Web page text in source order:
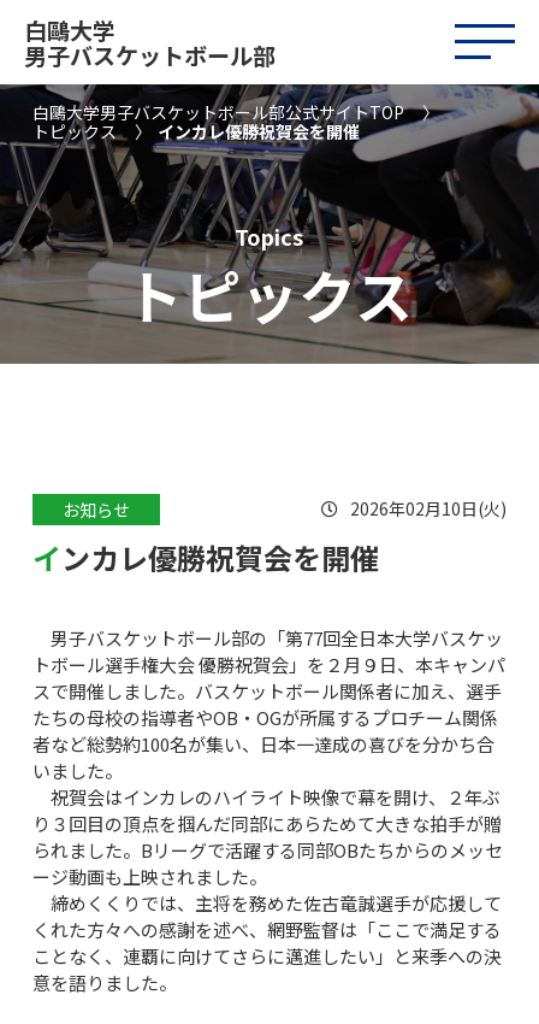
白鷗大学
男子バスケットボール部
白鷗大学男子バスケットボール部公式サイトTOP
トピックス
インカレ優勝祝賀会を開催
Topics
トピックス
お知らせ 2026年02月10日(火)
インカレ優勝祝賀会を開催
男子バスケットボール部の「第77回全日本大学バスケッ
トボール選手権大会 優勝祝賀会」を２月９日、本キャンパ
スで開催しました。バスケットボール関係者に加え、選手
たちの母校の指導者やOB・OGが所属するプロチーム関係
者など総勢約100名が集い、日本一達成の喜びを分かち合
いました。
祝賀会はインカレのハイライト映像で幕を開け、２年ぶ
り３回目の頂点を掴んだ同部にあらためて大きな拍手が贈
られました。Bリーグで活躍する同部OBたちからのメッセ
ージ動画も上映されました。
締めくくりでは、主将を務めた佐古竜誠選手が応援して
くれた方々への感謝を述べ、網野監督は「ここで満足する
ことなく、連覇に向けてさらに邁進したい」と来季への決
意を語りました。